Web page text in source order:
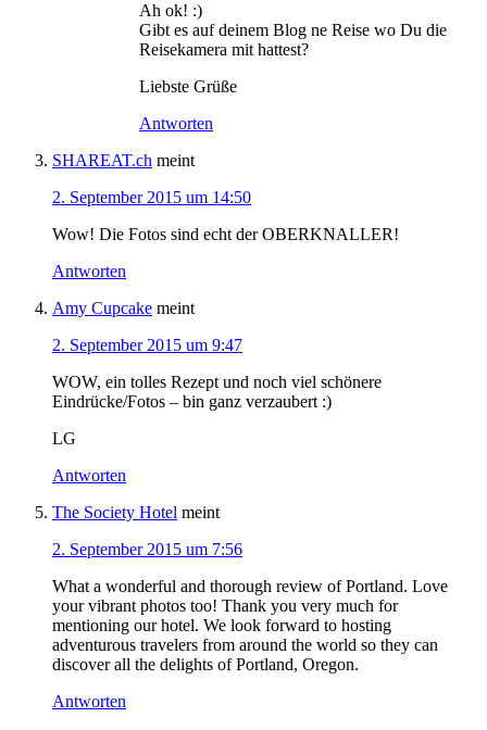
Ah ok! :)
Gibt es auf deinem Blog ne Reise wo Du die
Reisekamera mit hattest?
Liebste Grüße
Antworten
SHAREAT.ch meint
2. September 2015 um 14:50
Wow! Die Fotos sind echt der OBERKNALLER!
Antworten
Amy Cupcake meint
2. September 2015 um 9:47
WOW, ein tolles Rezept und noch viel schönere
Eindrücke/Fotos – bin ganz verzaubert :)
LG
Antworten
The Society Hotel meint
2. September 2015 um 7:56
What a wonderful and thorough review of Portland. Love
your vibrant photos too! Thank you very much for
mentioning our hotel. We look forward to hosting
adventurous travelers from around the world so they can
discover all the delights of Portland, Oregon.
Antworten